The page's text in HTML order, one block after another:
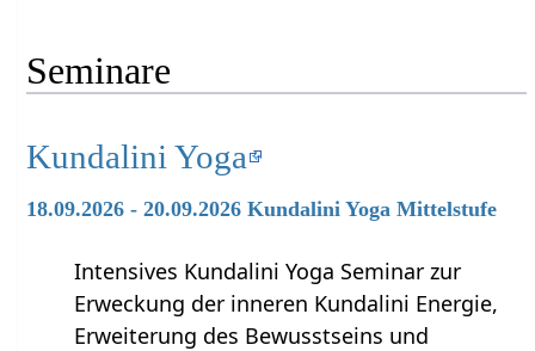
Seminare
Kundalini Yoga
18.09.2026 - 20.09.2026 Kundalini Yoga Mittelstufe
Intensives Kundalini Yoga Seminar zur
Erweckung der inneren Kundalini Energie,
Erweiterung des Bewusstseins und